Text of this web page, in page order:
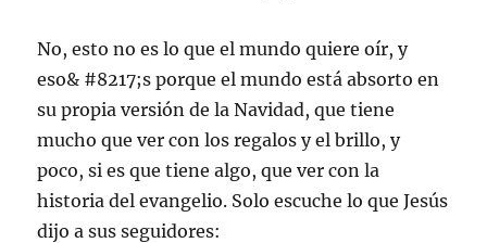
No, esto no es lo que el mundo quiere oír, y
eso& #8217;s porque el mundo está absorto en
su propia versión de la Navidad, que tiene
mucho que ver con los regalos y el brillo, y
poco, si es que tiene algo, que ver con la
historia del evangelio. Solo escuche lo que Jesús
dijo a sus seguidores: